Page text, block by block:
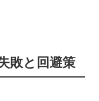
敗と回避策